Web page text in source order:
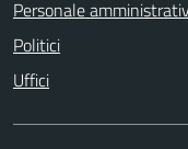
Personale
Politici
Uffici